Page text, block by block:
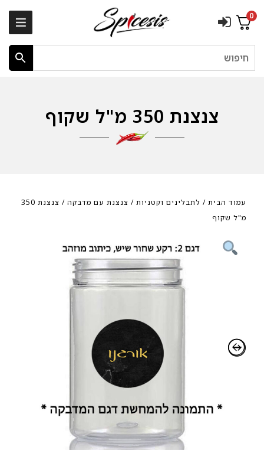
0
חיפוש
צנצנת 350 מ"ל שקוף
עמוד הבית / לתבלינים וקטניות / צנצנת עם מדבקה
/ צנצנת 350
מ"ל שקוף